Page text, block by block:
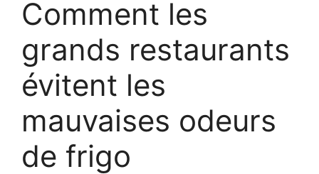
Comment les
grands restaurants
évitent les
mauvaises odeurs
de frigo